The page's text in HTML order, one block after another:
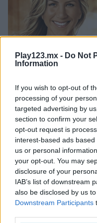
Play123.mx - Do Not
Information
If you wish to opt-out of
processing of your
targeted advertising by
section to confirm your
opt-out request is
interest-based ads
us or personal
your opt-out. You may
disclosure of your
IAB’s list of downstream
also be disclosed by us
Downstream Participants
Categorías Relacionadas
juegos de belleza